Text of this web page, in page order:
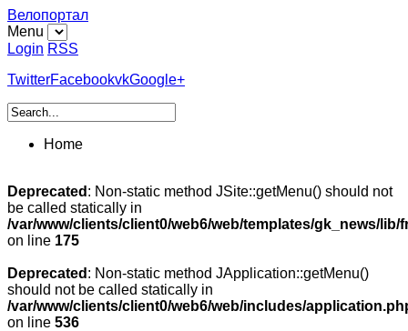
Велопортал
Menu
Login RSS
TwitterFacebookvkGoogle+
Home
Deprecated : Non-static method JSite::getMenu() should not
be called statically in
/var/www/clients/client0/web6/web/templates/gk_news/
on line 175
Deprecated : Non-static method JApplication::getMenu()
should not be called statically in
/var/www/clients/client0/web6/web/includes/
on line 536